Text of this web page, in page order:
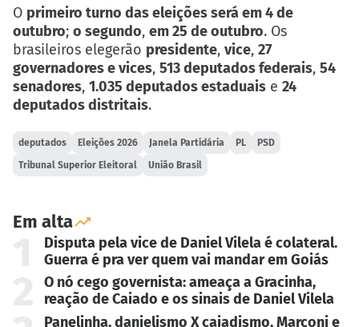
O primeiro turno das eleições será em 4 de
outubro; o segundo, em 25 de outubro. Os
brasileiros elegerão presidente, vice, 27
governadores e vices, 513 deputados federais, 54
senadores, 1.035 deputados estaduais e 24
deputados distritais.
deputados Eleições 2026 Janela Partidária PL PSD
Tribunal Superior Eleitoral União Brasil
Em alta
Disputa pela vice de Daniel Vilela é colateral.
Guerra é pra ver quem vai mandar em Goiás
O nó cego governista: ameaça a Gracinha,
reação de Caiado e os sinais de Daniel Vilela
Panelinha, danielismo X caiadismo, Marconi e